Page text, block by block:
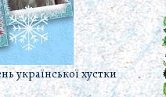
української хустки